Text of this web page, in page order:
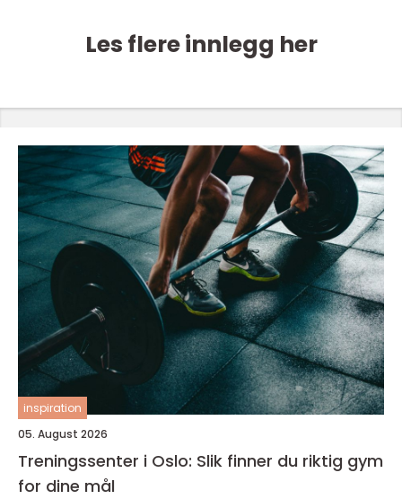
Les flere innlegg her
inspiration
05. August 2026
Treningssenter i Oslo: Slik finner du riktig gym
for dine mål